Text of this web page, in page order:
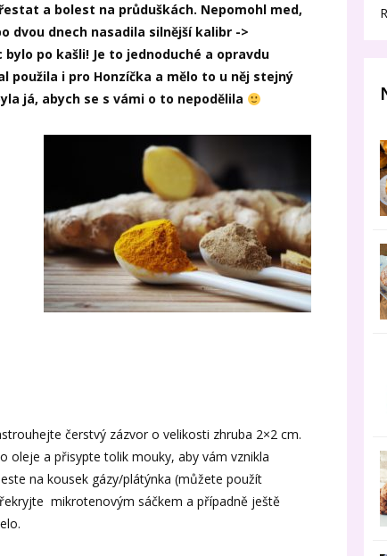
a bolest na průduškách. Nepomohl med,
dvou dnech nasadila silnější kalibr ->
bylo po kašli! Je to jednoduché a opravdu
použila i pro Honzíčka a mělo to u něj stejný
já, abych se s vámi o to nepodělila
čerstvý zázvor o velikosti zhruba 2×2 cm.
oleje a přisypte tolik mouky, aby vám vznikla
na kousek gázy/plátýnka (můžete použít
mikrotenovým sáčkem a případně ještě